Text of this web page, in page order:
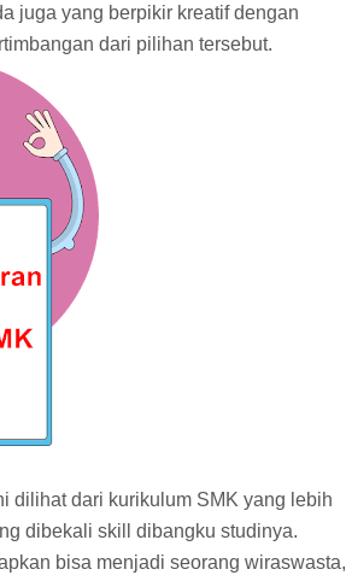
juga yang berpikir kreatif dengan
dari pilihan tersebut.
dilihat dari kurikulum SMK yang lebih
dibekali skill dibangku studinya.
bisa menjadi seorang wiraswasta,